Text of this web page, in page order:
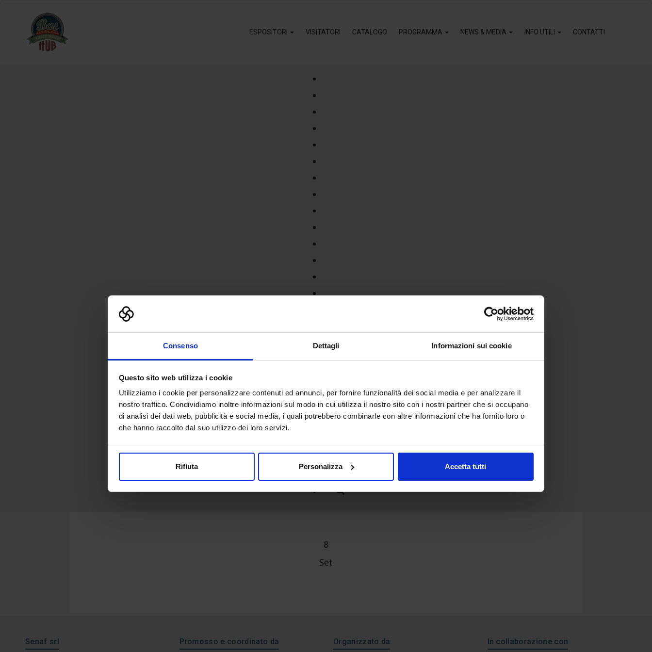
Consenso Dettagli Informazioni sui cookie
Questo sito web utilizza i cookie
Utilizziamo i cookie per personalizzare contenuti ed annunci, per fornire funzionalità dei social media e per analizzare il
nostro traffico. Condividiamo inoltre informazioni sul modo in cui utilizza il nostro sito con i nostri partner che si occupano
di analisi dei dati web, pubblicità e social media, i quali potrebbero combinarle con altre informazioni che ha fornito loro o
che hanno raccolto dal suo utilizzo dei loro servizi.
Rifiuta Personalizza Accetta tutti
ESPOSITORI VISITATORI CATALOGO PROGRAMMA NEWS & MEDIA INFO UTILI CONTATTI
8
Set
Senaf srl Promosso e coordinato da Organizzato da In collaborazione con